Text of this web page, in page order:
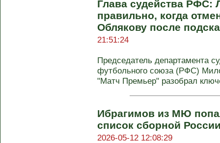
Глава судейства РФС:
правильно, когда
Облякову после
21:51:24
Председатель департамента
футбольного союза (РФС)
"Матч Премьер" разобрал
Ибрагимов из МЮ
список сборной
2026-05-12 12:08:29